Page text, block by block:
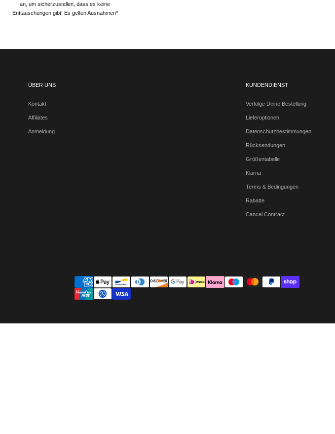
an, um sicherzustellen, dass es keine
Enttäuschungen gibt! Es gelten Ausnahmen*
ÜBER UNS
Kontakt
Affiliates
Anmeldung
KUNDENDIENST
Verfolge Deine Bestellung
Lieferoptionen
Datenschutzbestimmungen
Rücksendungen
Größentabelle
Klarna
Terms & Bedingungen
Rabatte
Cancel Contract